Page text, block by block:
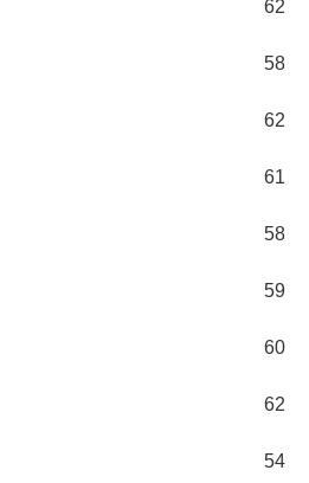
62
58
62
61
58
59
60
62
54